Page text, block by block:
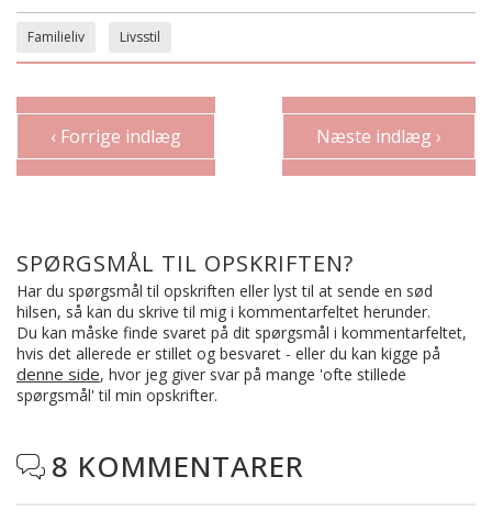
Familieliv Livsstil
‹ Forrige indlæg Næste indlæg ›
SPØRGSMÅL TIL OPSKRIFTEN?
Har du spørgsmål til opskriften eller lyst til at sende en sød
hilsen, så kan du skrive til mig i kommentarfeltet herunder.
Du kan måske finde svaret på dit spørgsmål i kommentarfeltet,
hvis det allerede er stillet og besvaret - eller du kan kigge på
denne side, hvor jeg giver svar på mange 'ofte stillede
spørgsmål' til min opskrifter.
 8 KOMMENTARER